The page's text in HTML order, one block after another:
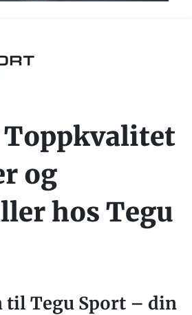
Toppkvalitet
og
hos Tegu
til Tegu Sport – din